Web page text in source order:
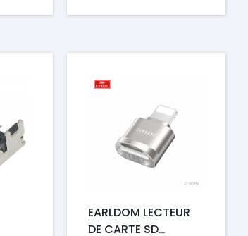
Prix
EARLDOM LECTEUR
DE CARTE SD